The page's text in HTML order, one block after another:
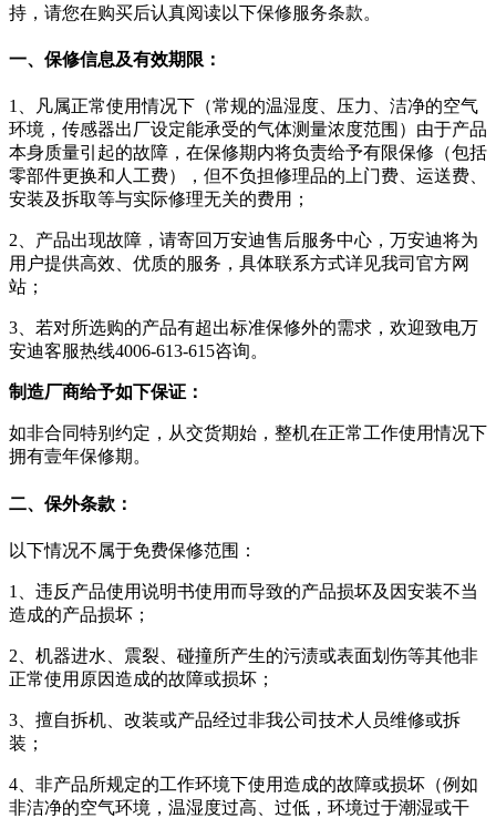
持，请您在购买后认真阅读以下保修服务条款。
一、保修信息及有效期限：
1、凡属正常使用情况下（常规的温湿度、压力、洁净的空气
环境，传感器出厂设定能承受的气体测量浓度范围）由于产品
本身质量引起的故障，在保修期内将负责给予有限保修（包括
零部件更换和人工费），但不负担修理品的上门费、运送费、
安装及拆取等与实际修理无关的费用；
2、产品出现故障，请寄回万安迪售后服务中心，万安迪将为
用户提供高效、优质的服务，具体联系方式详见我司官方网
站；
3、若对所选购的产品有超出标准保修外的需求，欢迎致电万
安迪客服热线4006-613-615咨询。
制造厂商给予如下保证：
如非合同特别约定，从交货期始，整机在正常工作使用情况下
拥有壹年保修期。
二、保外条款：
以下情况不属于免费保修范围：
1、违反产品使用说明书使用而导致的产品损坏及因安装不当
造成的产品损坏；
2、机器进水、震裂、碰撞所产生的污渍或表面划伤等其他非
正常使用原因造成的故障或损坏；
3、擅自拆机、改装或产品经过非我公司技术人员维修或拆
装；
4、非产品所规定的工作环境下使用造成的故障或损坏（例如
非洁净的空气环境，温湿度过高、过低，环境过于潮湿或干